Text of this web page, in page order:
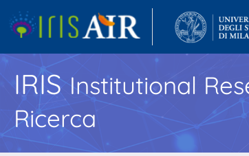
IRISInstitutional
Ricerca